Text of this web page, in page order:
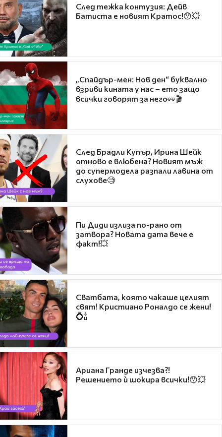
След тежка контузия: Дейв
Батиста е новият Кратос!😯💥
„Спайдър-мен: Нов ден“ буквално
взриви кината у нас – ето защо
всички говорят за него👀🎬
След Брадли Купър, Ирина Шейк
отново е влюбена? Новият мъж
до супермодела разпали лавина от
слухове🧐
Пи Диди излиза по-рано от
затвора? Новата дата вече е
факт!💥
Сватбата, която чакаше целият
свят! Кристиано Роналдо се жени!
💍🍾
Ариана Гранде изчезва?!
Решението ѝ шокира всички!😯💥